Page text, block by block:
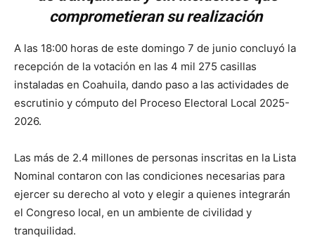
comprometieran su realización
A las 18:00 horas de este domingo 7 de junio concluyó la
recepción de la votación en las 4 mil 275 casillas
instaladas en Coahuila, dando paso a las actividades de
escrutinio y cómputo del Proceso Electoral Local 2025-
2026.
Las más de 2.4 millones de personas inscritas en la Lista
Nominal contaron con las condiciones necesarias para
ejercer su derecho al voto y elegir a quienes integrarán
el Congreso local, en un ambiente de civilidad y
tranquilidad.